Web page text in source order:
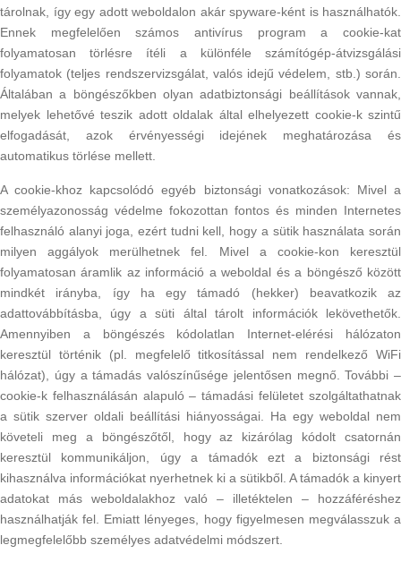
tárolnak, így egy adott weboldalon akár spyware-ként is használhatók.
Ennek megfelelően számos antivírus program a cookie-kat
folyamatosan törlésre ítéli a különféle számítógép-átvizsgálási
folyamatok (teljes rendszervizsgálat, valós idejű védelem, stb.) során.
Általában a böngészőkben olyan adatbiztonsági beállítások vannak,
melyek lehetővé teszik adott oldalak által elhelyezett cookie-k szintű
elfogadását, azok érvényességi idejének meghatározása és
automatikus törlése mellett.
A cookie-khoz kapcsolódó egyéb biztonsági vonatkozások: Mivel a
személyazonosság védelme fokozottan fontos és minden Internetes
felhasználó alanyi joga, ezért tudni kell, hogy a sütik használata során
milyen aggályok merülhetnek fel. Mivel a cookie-kon keresztül
folyamatosan áramlik az információ a weboldal és a böngésző között
mindkét irányba, így ha egy támadó (hekker) beavatkozik az
adattovábbításba, úgy a süti által tárolt információk lekövethetők.
Amennyiben a böngészés kódolatlan Internet-elérési hálózaton
keresztül történik (pl. megfelelő titkosítással nem rendelkező WiFi
hálózat), úgy a támadás valószínűsége jelentősen megnő. További –
cookie-k felhasználásán alapuló – támadási felületet szolgáltathatnak
a sütik szerver oldali beállítási hiányosságai. Ha egy weboldal nem
követeli meg a böngészőtől, hogy az kizárólag kódolt csatornán
keresztül kommunikáljon, úgy a támadók ezt a biztonsági rést
kihasználva információkat nyerhetnek ki a sütikből. A támadók a kinyert
adatokat más weboldalakhoz való – illetéktelen – hozzáféréshez
használhatják fel. Emiatt lényeges, hogy figyelmesen megválasszuk a
legmegfelelőbb személyes adatvédelmi módszert.